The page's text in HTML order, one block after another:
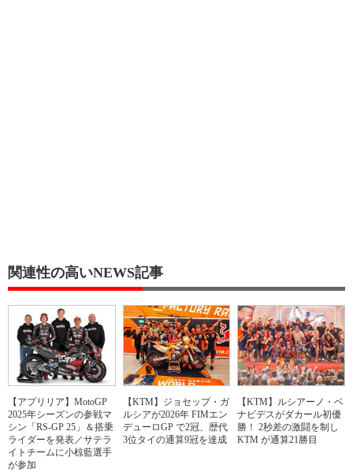
関連性の高いNEWS記事
【アプリリア】MotoGP
2025年シーズンの参戦マ
シン「RS-GP 25」＆搭乗
ライダーを発表／サテラ
イトチームに小椋藍選手
が参加
【KTM】ジョセップ・ガ
ルシアが2026年 FIMエン
デューロGP で2冠、歴代
3位タイの通算9冠を達成
【KTM】ルシアーノ・ベ
ナビデスがダカール初優
勝！ 2秒差の激闘を制し
KTM が通算21勝目